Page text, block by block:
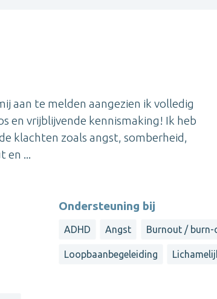
aan te melden aangezien ik volledig
en vrijblijvende kennismaking! Ik heb
klachten zoals angst, somberheid,
en ...
Ondersteuning bij
ADHD Angst Burnout / burn-
Loopbaanbegeleiding